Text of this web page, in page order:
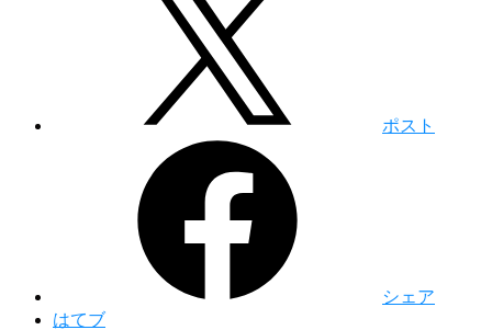
ポスト
シェア
はてブ